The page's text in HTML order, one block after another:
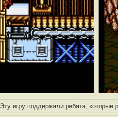
Эту игру поддержали ребята, которые